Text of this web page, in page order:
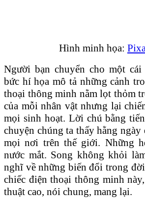
Hình minh họa:
Người bạn chuyển cho một
bức hí họa mô tả những cảnh
thoại thông minh nằm lọt thỏm
của mỗi nhân vật nhưng lại
mọi sinh hoạt. Lời chú bằng
chuyện chúng ta thấy hằng
mọi nơi trên thế giới. Những
nước mắt. Song không khỏi
nghĩ về những biến đổi trong
chiếc điện thoại thông minh
thuật cao, nói chung, mang lại.